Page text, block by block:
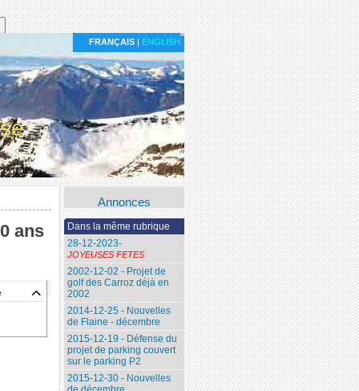
ans
Annonces
Dans la même rubrique
28-12-2023-
JOYEUSES FETES
2002-12-02 - Projet de
golf des Carroz déjà en
2002
2014-12-25 - Nouvelles
de Flaine - décembre
2015-12-19 - Défense du
projet de parking couvert
sur le parking P2
2015-12-30 - Nouvelles
FRANÇAIS | ENGLISH